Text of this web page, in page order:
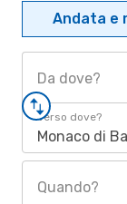
Andata e
Da dove?
Verso dove?
Monaco di
Quando?